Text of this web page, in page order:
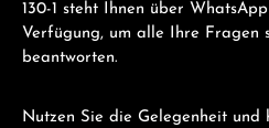
130-1 steht Ihnen über
Verfügung, um alle Ihre Fragen
beantworten.
Nutzen Sie die Gelegenheit und